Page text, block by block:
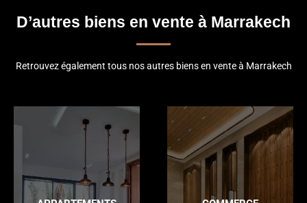
D’autres biens en vente à Marrakech
Retrouvez également tous nos autres biens en vente à Marrakech